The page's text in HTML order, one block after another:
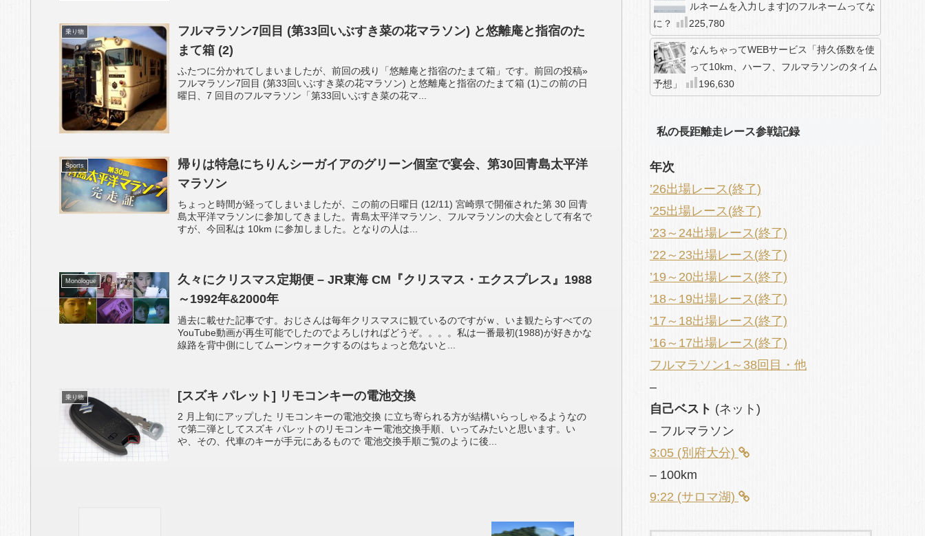
乗り物
フルマラソン7回目 (第33回いぶすき菜の花マラソン) と悠離庵と指宿のた
まて箱 (2)
ふたつに分かれてしまいましたが、前回の残り「悠離庵と指宿のたまて箱」です。前回の投稿»
フルマラソン7回目 (第33回いぶすき菜の花マラソン) と悠離庵と指宿のたまて箱 (1)この前の日
曜日、7 回目のフルマラソン「第33回いぶすき菜の花マ...
Sports
帰りは特急にちりんシーガイアのグリーン個室で宴会、第30回青島太平洋
マラソン
ちょっと時間が経ってしまいましたが、この前の日曜日 (12/11) 宮崎県で開催された第 30 回青
島太平洋マラソンに参加してきました。青島太平洋マラソン、フルマラソンの大会として有名で
すが、今回私は 10km に参加しました。となりの人は...
Monologue
久々にクリスマス定期便 – JR東海 CM『クリスマス・エクスプレス』1988
～1992年&2000年
過去に載せた記事です。おじさんは毎年クリスマスに観ているのですがｗ、いま観たらすべての
YouTube動画が再生可能でしたのでよろしければどうぞ。。。。私は一番最初(1988)が好きかな
線路を背中側にしてムーンウォークするのはちょっと危ないと...
乗り物 [スズキ パレット] リモコンキーの電池交換
2 月上旬にアップした リモコンキーの電池交換 に立ち寄られる方が結構いらっしゃるようなの
で第二弾としてスズキ パレットのリモコンキー電池交換手順、いってみたいと思います。い
や、その、代車のキーが手元にあるもので 電池交換手順ご覧のように後...
ルネームを入力します]のフルネームってな
に？
225,780
なんちゃってWEBサービス「持久係数を使
って10km、ハーフ、フルマラソンのタイム
予想」
196,630
私の長距離走レース参戦記録
年次
’26出場レース(終了)
’25出場レース(終了)
’23～24出場レース(終了)
’22～23出場レース(終了)
’19～20出場レース(終了)
’18～19出場レース(終了)
’17～18出場レース(終了)
’16～17出場レース(終了)
フルマラソン1～38回目・他
–
自己ベスト (ネット)
– フルマラソン
3:05 (別府大分)
– 100km
9:22 (サロマ湖)